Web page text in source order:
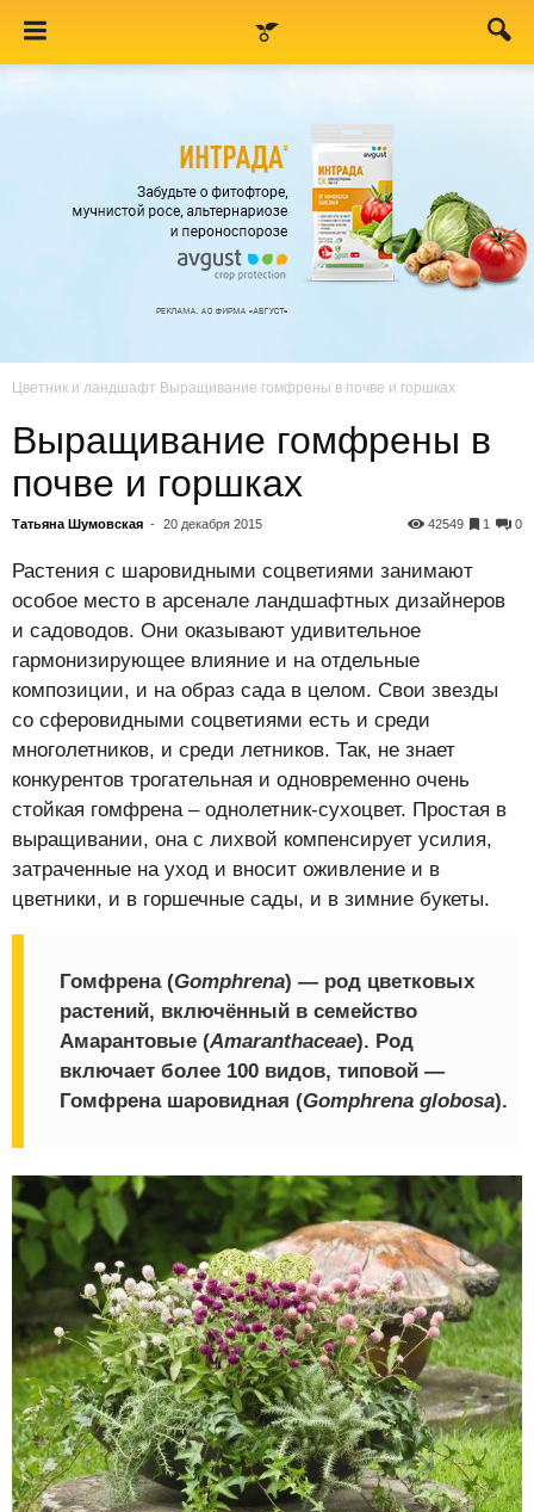
Цветник и ландшафт Выращивание гомфрены в почве и горшках
Выращивание гомфрены в
почве и горшках
Татьяна Шумовская - 20 декабря 2015 0
1
42549
Растения с шаровидными соцветиями занимают
особое место в арсенале ландшафтных дизайнеров
и садоводов. Они оказывают удивительное
гармонизирующее влияние и на отдельные
композиции, и на образ сада в целом. Свои звезды
со сферовидными соцветиями есть и среди
многолетников, и среди летников. Так, не знает
конкурентов трогательная и одновременно очень
стойкая гомфрена – однолетник-сухоцвет. Простая в
выращивании, она с лихвой компенсирует усилия,
затраченные на уход и вносит оживление и в
цветники, и в горшечные сады, и в зимние букеты.
Гомфрена (Gomphrena) — род цветковых
растений, включённый в семейство
Амарантовые (Amaranthaceae). Род
включает более 100 видов, типовой —
Гомфрена шаровидная (Gomphrena globosa).